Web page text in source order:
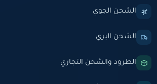
الشحن الجوي
الشحن البري
الطرود والشحن التجاري